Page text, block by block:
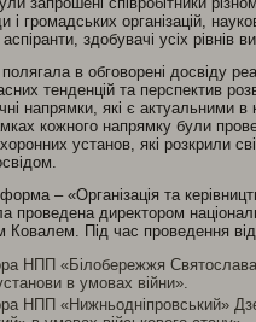
і громадських організацій,
здобувачі усіх рівнів
в обговорені досвіду
тенденцій та перспектив
напрямки, які є актуальними в
кожного напрямку були
установ, які розкрили
– «Організація та
проведена директором
Ковалем. Під час проведення
НПП «Білобережжя
в умовах війни».
НПП «Нижньодніпровський»